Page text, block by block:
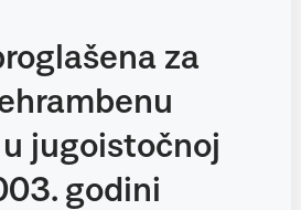
za
jugoistočnoj
godini